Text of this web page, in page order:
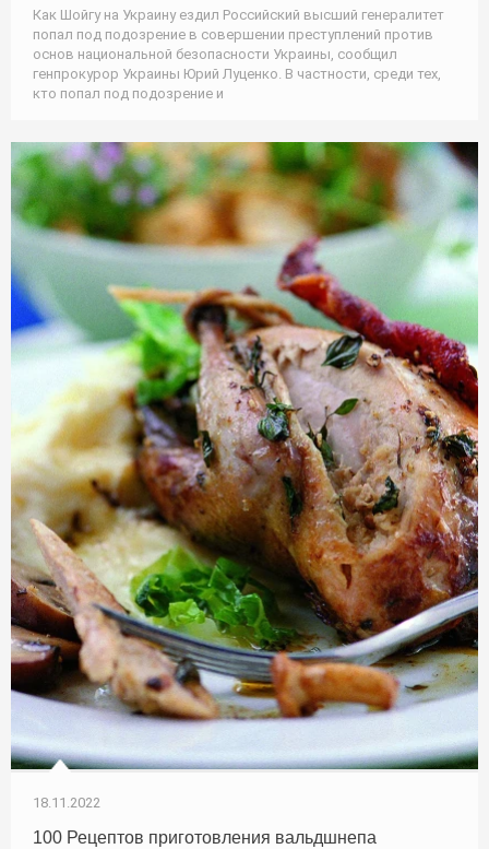
Как Шойгу на Украину ездил Российский высший генералитет
попал под подозрение в совершении преступлений против
основ национальной безопасности Украины, сообщил
генпрокурор Украины Юрий Луценко. В частности, среди тех,
кто попал под подозрение и
18.11.2022
100 Рецептов приготовления вальдшнепа